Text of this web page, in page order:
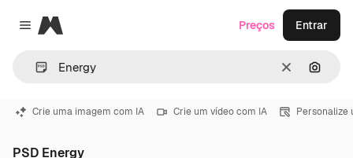
Close menu
Magnific
Limpar
Preços Entrar
Crie uma imagem com IA Crie um vídeo com IA Personalize
PSD Energy